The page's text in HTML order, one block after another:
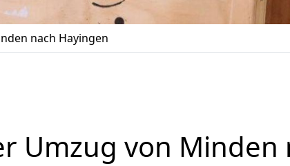
nach Hayingen
Umzug von Minden